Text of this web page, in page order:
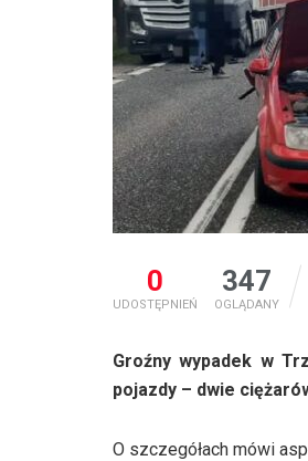
0
UDOSTĘPNIEŃ
347
OGLĄDANY
Groźny wypadek w
pojazdy – dwie
O szczegółach mówi